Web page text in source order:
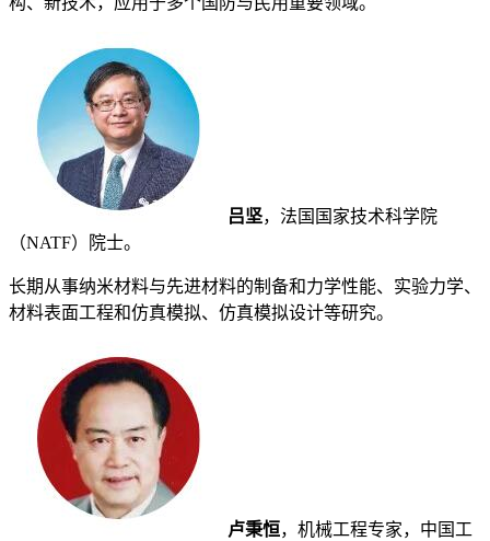
吕坚，法国国家技术科学院
（NATF）院士。
长期从事纳米材料与先进材料的制备和力学性能、实验力学、
材料表面工程和仿真模拟、仿真模拟设计等研究。
卢秉恒，机械工程专家，中国工